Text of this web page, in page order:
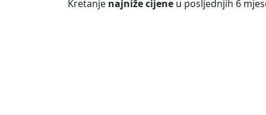
Kretanje najniže cijene u posljednjih 6